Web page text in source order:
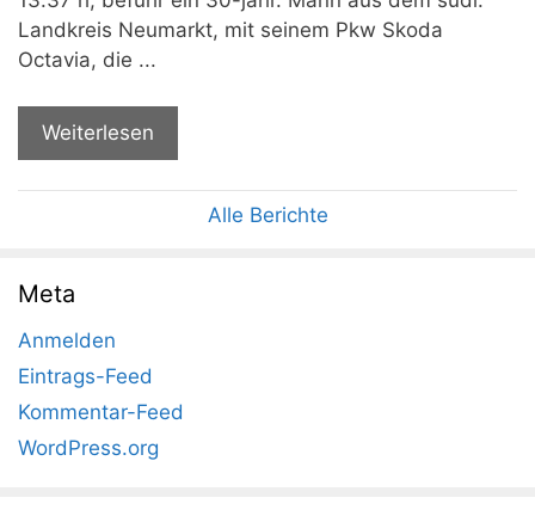
Landkreis Neumarkt, mit seinem Pkw Skoda
Octavia, die ...
Weiterlesen
Alle Berichte
Meta
Anmelden
Eintrags-Feed
Kommentar-Feed
WordPress.org